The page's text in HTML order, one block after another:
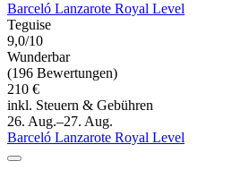
Barceló Lanzarote Royal Level
Teguise
9,0/10
Wunderbar
(196 Bewertungen)
210 €
inkl. Steuern & Gebühren
26. Aug.–27. Aug.
Barceló Lanzarote Royal Level